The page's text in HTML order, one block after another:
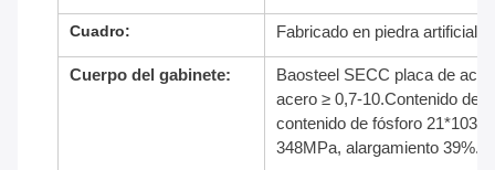
Cuadro: Fabricado en piedra artificial
Cuerpo del gabinete:
Baosteel SECC placa de
acero ≥ 0,7-10.Contenido de
contenido de fósforo 21*103,
348MPa, alargamiento 39%.